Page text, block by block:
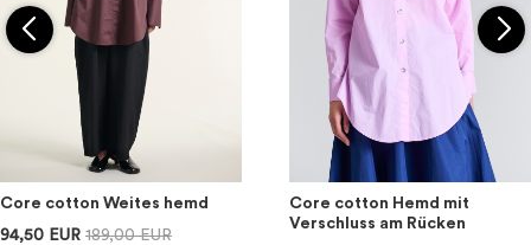
Core cotton Weites hemd
94,50 EUR 189,00 EUR
Core cotton Hemd mit
Verschluss am Rücken